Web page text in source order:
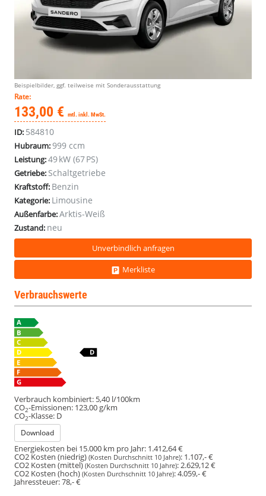
Beispielbilder, ggf. teilweise mit Sonderausstattung
Rate:
133,00 € mtl. inkl. MwSt.
ID: 584810
Hubraum:999 ccm
Leistung:49 kW (67 PS)
Getriebe: Schaltgetriebe
Kraftstoff: Benzin
Kategorie: Limousine
Außenfarbe:Arktis-Weiß
Zustand: neu
Unverbindlich anfragen
Merkliste
Verbrauchswerte
Verbrauch kombiniert: 5,40 l/100km
CO2-Emissionen: 123,00 g/km
CO2-Klasse: D
Download
Energiekosten bei 15.000 km pro Jahr: 1.412,64 €
CO2 Kosten (niedrig) (Kosten Durchschnitt 10 Jahre): 1.107,- €
CO2 Kosten (mittel)(Kosten Durchschnitt 10 Jahre):2.629,12 €
CO2 Kosten (hoch) (Kosten Durchschnitt 10 Jahre):4.059,- €
Jahressteuer:78,- €